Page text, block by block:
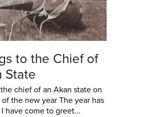
to the Chief of
State
chief of an Akan state on
the new year The year has
have come to greet...